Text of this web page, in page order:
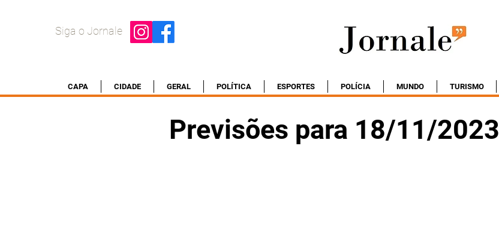
Siga o Jornale
CAPA CIDADE GERAL POLÍTICA ESPORTES POLÍCIA MUNDO TURISMO
Previsões para 18/11/2023